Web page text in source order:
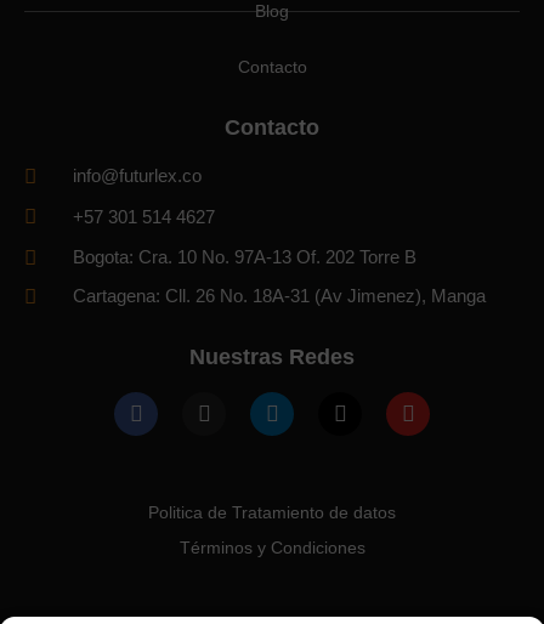
Blog
Contacto
Contacto
info@futurlex.co
+57 301 514 4627
Bogota: Cra. 10 No. 97A-13 Of. 202 Torre B
Cartagena: Cll. 26 No. 18A-31 (Av Jimenez), Manga
Nuestras Redes
Politica de Tratamiento de datos
Términos y Condiciones